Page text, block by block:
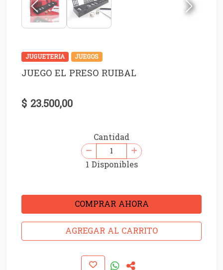
JUGUETERIA JUEGOS
JUEGO EL PRESO RUIBAL
$ 23.500,00
Cantidad
1 Disponibles
COMPRAR AHORA
AGREGAR AL CARRITO